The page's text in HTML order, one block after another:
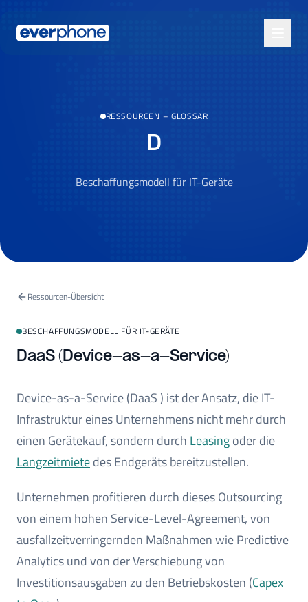
RESSOURCEN – GLOSSAR
D
Beschaffungsmodell für IT-Geräte
Ressourcen-Übersicht
BESCHAFFUNGSMODELL FÜR IT-GERÄTE
DaaS (Device-as-a-Service)
Device-as-a-Service (DaaS ) ist der Ansatz, die IT-
Infrastruktur eines Unternehmens nicht mehr durch
einen Gerätekauf, sondern durch Leasingoder die
Langzeitmietedes Endgeräts bereitzustellen.
Unternehmen profitieren durch dieses Outsourcing
von einem hohen Service-Level-Agreement, von
ausfallzeitverringernden Maßnahmen wie Predictive
Analytics und von der Verschiebung von
Investitionsausgaben zu den Betriebskosten (Capex